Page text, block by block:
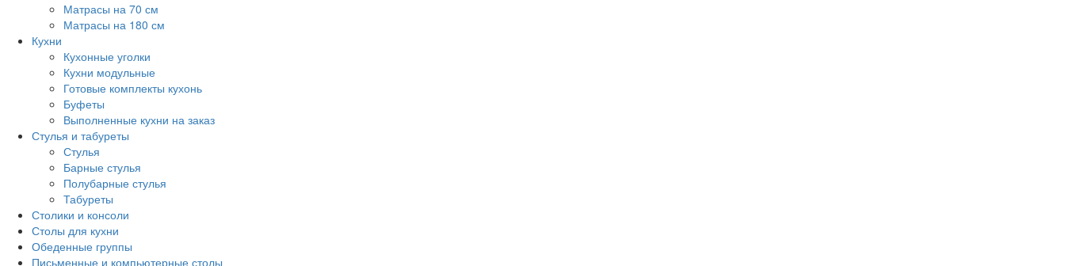
Матрасы на 70 см
Матрасы на 180 см
Кухни
Кухонные уголки
Кухни модульные
Готовые комплекты кухонь
Буфеты
Выполненные кухни на заказ
Стулья и табуреты
Стулья
Барные стулья
Полубарные стулья
Табуреты
Столики и консоли
Столы для кухни
Обеденные группы
Письменные и компьютерные столы